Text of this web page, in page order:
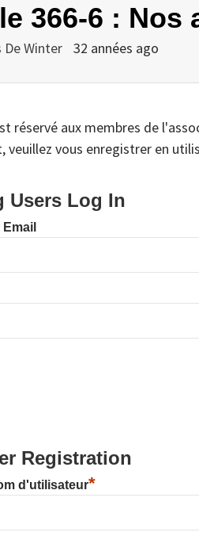
366-6 : Nos
De Winter 32 années ago
réservé aux membres de
veuillez vous enregistrer en
Users Log In
Registration
d'utilisateur*